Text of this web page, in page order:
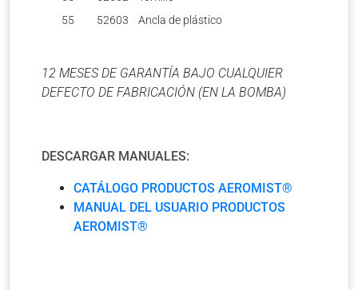
55
52603 Ancla de plástico
12 MESES DE GARANTÍA BAJO CUALQUIER
DEFECTO DE FABRICACIÓN (EN LA BOMBA)
DESCARGAR MANUALES:
CATÁLOGO PRODUCTOS AEROMIST®
MANUAL DEL USUARIO PRODUCTOS
AEROMIST®